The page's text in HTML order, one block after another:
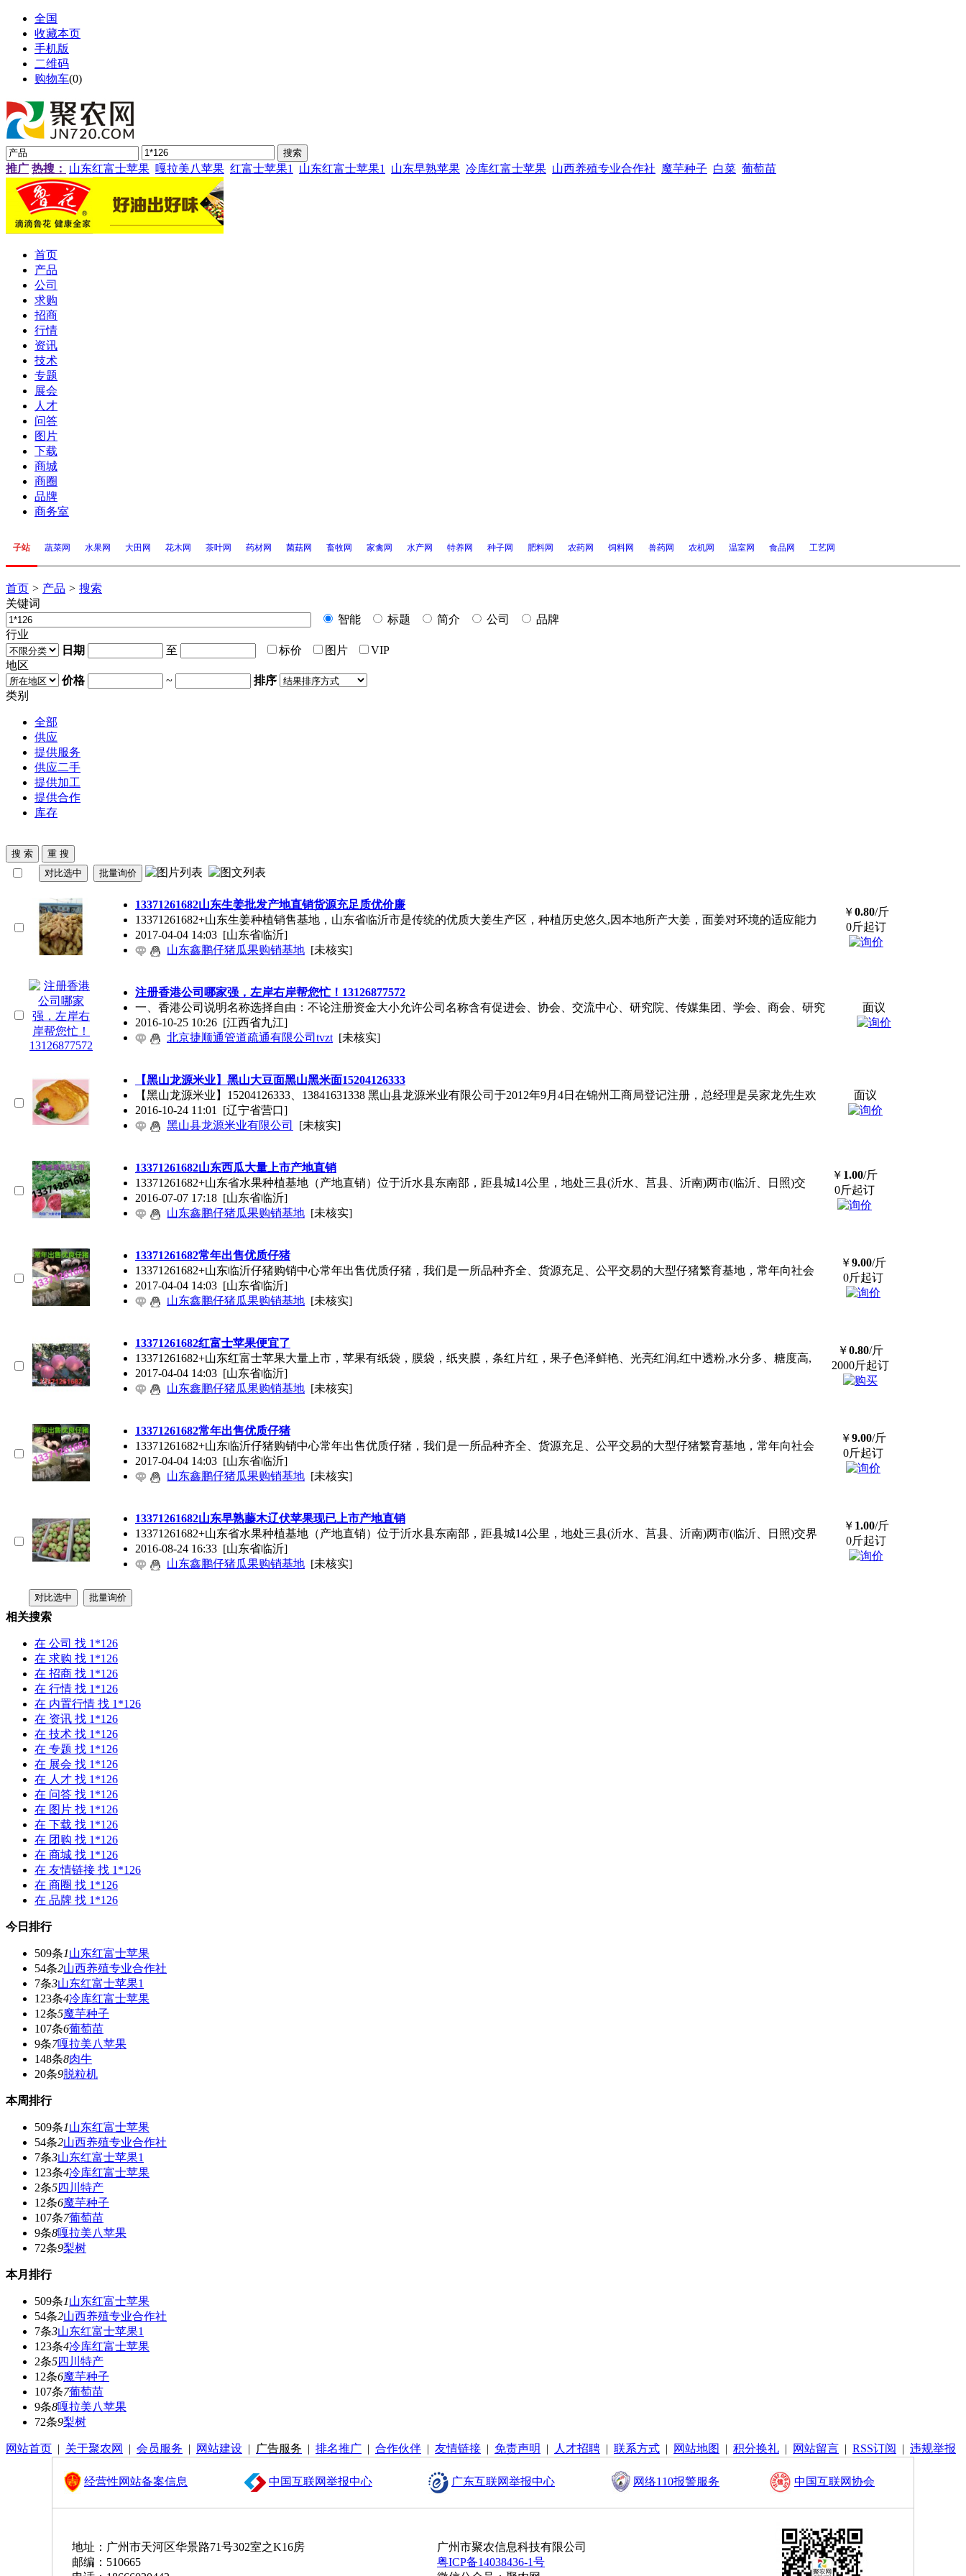
全国
收藏本页
手机版
二维码
购物车(0)
推广 热搜： 山东红富士苹果 嘎拉美八苹果 红富士苹果1 山东红富士苹果1 山东早熟苹果 冷库红富士苹果 山西养殖专业合作社 魔芋种子 白菜 葡萄苗
首页
产品
公司
求购
招商
行情
资讯
技术
专题
展会
人才
问答
图片
下载
商城
商圈
品牌
商务室
子站 蔬菜网 水果网 大田网 花木网 茶叶网 药材网 菌菇网 畜牧网 家禽网 水产网 特养网 种子网 肥料网 农药网 饲料网 兽药网 农机网 温室网 食品网 工艺网
首页 > 产品 > 搜索
关键词
智能
标题 简介 公司
品牌
行业
日期
至 标价 图片
VIP
地区
价格
~
排序
类别
全部
供应
提供服务
供应二手
提供加工
提供合作
库存
13371261682山东生姜批发产地直销货源充足质优价廉
13371261682+山东生姜种植销售基地，山东省临沂市是传统的优质大姜生产区，种植历史悠久,因本地所产大姜，面姜对环境的适应能力
2017-04-04 14:03 [山东省临沂]
山东鑫鹏仔猪瓜果购销基地 [未核实]
￥0.80/斤
0斤起订
注册香港公司哪家强，左岸右岸帮您忙！13126877572
一、香港公司说明名称选择自由：不论注册资金大小允许公司名称含有促进会、协会、交流中心、研究院、传媒集团、学会、商会、研究
2016-10-25 10:26 [江西省九江]
北京捷顺通管道疏通有限公司tvzt [未核实]
面议
【黑山龙源米业】黑山大豆面黑山黑米面15204126333
【黑山龙源米业】15204126333、13841631338 黑山县龙源米业有限公司于2012年9月4日在锦州工商局登记注册，总经理是吴家龙先生欢
2016-10-24 11:01 [辽宁省营口]
黑山县龙源米业有限公司
[未核实]
面议
13371261682山东西瓜大量上市产地直销
13371261682+山东省水果种植基地（产地直销）位于沂水县东南部，距县城14公里，地处三县(沂水、莒县、沂南)两市(临沂、日照)交
2016-07-07 17:18 [山东省临沂]
山东鑫鹏仔猪瓜果购销基地 [未核实]
￥ 1.00/斤
0斤起订
13371261682常年出售优质仔猪
13371261682+山东临沂仔猪购销中心常年出售优质仔猪，我们是一所品种齐全、货源充足、公平交易的大型仔猪繁育基地，常年向社会
2017-04-04 14:03 [山东省临沂]
山东鑫鹏仔猪瓜果购销基地 [未核实]
￥9.00/斤
0斤起订
13371261682红富士苹果便宜了
13371261682+山东红富士苹果大量上市，苹果有纸袋，膜袋，纸夹膜，条红片红，果子色泽鲜艳、光亮红润,红中透粉,水分多、糖度高,
2017-04-04 14:03 [山东省临沂]
山东鑫鹏仔猪瓜果购销基地 [未核实]
￥0.80/斤
2000斤起订
13371261682常年出售优质仔猪
13371261682+山东临沂仔猪购销中心常年出售优质仔猪，我们是一所品种齐全、货源充足、公平交易的大型仔猪繁育基地，常年向社会
2017-04-04 14:03 [山东省临沂]
山东鑫鹏仔猪瓜果购销基地 [未核实]
￥9.00/斤
0斤起订
13371261682山东早熟藤木辽伏苹果现已上市产地直销
13371261682+山东省水果种植基地（产地直销）位于沂水县东南部，距县城14公里，地处三县(沂水、莒县、沂南)两市(临沂、日照)交界
2016-08-24 16:33 [山东省临沂]
山东鑫鹏仔猪瓜果购销基地 [未核实]
￥ 1.00/斤
0斤起订
相关搜索
在 公司 找 1*126
在 求购 找 1*126
在 招商 找 1*126
在 行情 找 1*126
在 内置行情 找 1*126
在 资讯 找 1*126
在 技术 找 1*126
在 专题 找 1*126
在 展会 找 1*126
在 人才 找 1*126
在 问答 找 1*126
在 图片 找 1*126
在 下载 找 1*126
在 团购 找 1*126
在 商城 找 1*126
在 友情链接 找 1*126
在 商圈 找 1*126
在 品牌 找 1*126
今日排行
509条1山东红富士苹果
54条2山西养殖专业合作社
7条3山东红富士苹果1
123条4冷库红富士苹果
12条5魔芋种子
107条6葡萄苗
9条7嘎拉美八苹果
148条8肉牛
20条9脱粒机
本周排行
509条1山东红富士苹果
54条2山西养殖专业合作社
7条3山东红富士苹果1
123条4冷库红富士苹果
2条5四川特产
12条6魔芋种子
107条7葡萄苗
9条8嘎拉美八苹果
72条9梨树
本月排行
509条1山东红富士苹果
54条2山西养殖专业合作社
7条3山东红富士苹果1
123条4冷库红富士苹果
2条5四川特产
12条6魔芋种子
107条7葡萄苗
9条8嘎拉美八苹果
72条9梨树
网站首页 | 关于聚农网 | 会员服务 | 网站建设 | 广告服务 | 排名推广 | 合作伙伴 | 友情链接 | 免责声明 | 人才招聘 | 联系方式 | 网站地图 | 积分换礼 | 网站留言 | RSS订阅 | 违规举报
经营性网站备案信息 中国互联网举报中心 广东互联网举报中心 网络110报警服务 中国互联网协会
地址：广州市天河区华景路71号302室之K16房
邮编：510665
广州市聚农信息科技有限公司
粤ICP备14038436-1号